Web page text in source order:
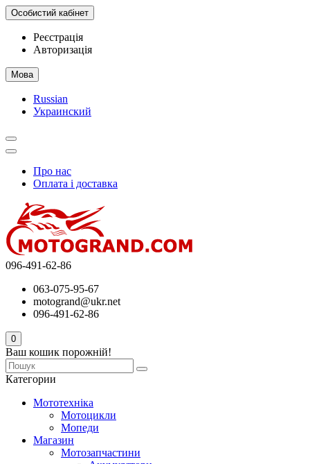
Особистий кабінет
Реєстрація
Авторизація
Мова
Russian
Украинский
Про нас
Оплата і доставка
096-491-62-86
063-075-95-67
motogrand@ukr.net
096-491-62-86
0
Ваш кошик порожній!
Категории
Мототехніка
Мотоцикли
Мопеди
Магазин
Мотозапчастини